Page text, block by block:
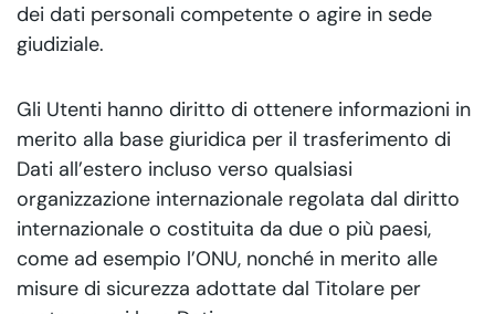
dei dati personali competente o agire in sede
giudiziale.
Gli Utenti hanno diritto di ottenere informazioni in
merito alla base giuridica per il trasferimento di
Dati all’estero incluso verso qualsiasi
organizzazione internazionale regolata dal diritto
internazionale o costituita da due o più paesi,
come ad esempio l’ONU, nonché in merito alle
misure di sicurezza adottate dal Titolare per